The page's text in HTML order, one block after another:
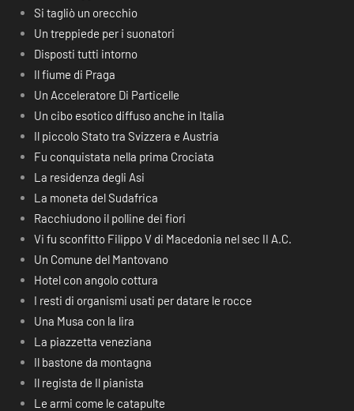
Si tagliò un orecchio
Un treppiede per i suonatori
Disposti tutti intorno
Il fiume di Praga
Un Acceleratore Di Particelle
Un cibo esotico diffuso anche in Italia
Il piccolo Stato tra Svizzera e Austria
Fu conquistata nella prima Crociata
La residenza degli Asi
La moneta del Sudafrica
Racchiudono il polline dei fiori
Vi fu sconfitto Filippo V di Macedonia nel sec II A.C.
Un Comune del Mantovano
Hotel con angolo cottura
I resti di organismi usati per datare le rocce
Una Musa con la lira
La piazzetta veneziana
Il bastone da montagna
Il regista de Il pianista
Le armi come le catapulte